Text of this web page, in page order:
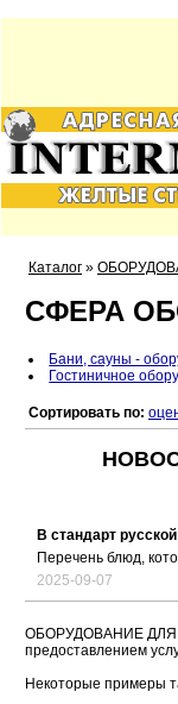
Каталог »
СФЕРА
Бани, сауны -
Гостиничное
Сортировать по:
В стандарт
Перечень блюд,
2025-09-07
ОБОРУДОВАНИЕ ДЛЯ
предоставлением
Некоторые примеры